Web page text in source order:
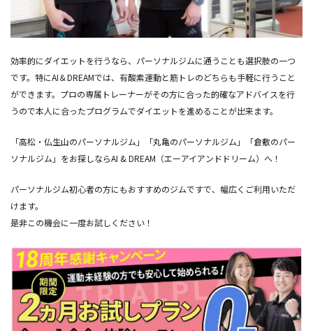
効率的にダイエットを行うなら、パーソナルジムに通うことも選択肢の一つ
です。特にAI＆DREAMでは、有酸素運動と筋トレのどちらも手軽に行うこと
ができます。プロの専属トレーナーがその方に合った的確なアドバイスを行
うので本人に合ったプログラムでダイエットを進めることが出来ます。
「高松・仏生山のパーソナルジム」「丸亀のパーソナルジム」「倉敷のパー
ソナルジム」をお探しならAI & DREAM（エーアイアンドドリーム）へ！
パーソナルジム初心者の方にもおすすめのジムですで、幅広くご利用いただ
けます。
是非この機会に一度お試しください！